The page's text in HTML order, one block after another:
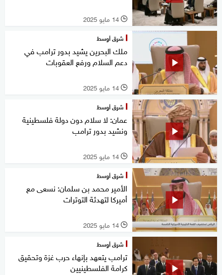
l 14 مايو 2025
شرق أوسط
ملك البحرين يشيد بدور ترامب في
دعم السلام ورفع العقوبات
l 14 مايو 2025
شرق أوسط
عمان: لا سلام دون دولة فلسطينية
ونشيد بدور ترامب
l 14 مايو 2025
شرق أوسط
الأمير محمد بن سلمان: نسعى مع
أميركا لتهدئة التوترات
l 14 مايو 2025
شرق أوسط
ترامب يتعهد بإنهاء حرب غزة وتحقيق
كرامة الفلسطينيين